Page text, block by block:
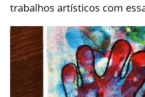
trabalhos artísticos com